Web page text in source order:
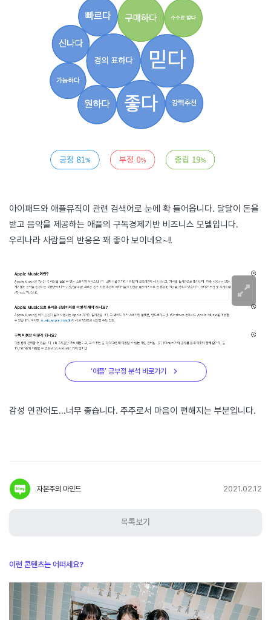
아이패드와 애플뮤직이 관련 검색어로 눈에 확 들어옵니다. 달달이 돈을
받고 음악을 제공하는 애플의 구독경제기반 비즈니스 모델입니다.
우리나라 사람들의 반응은 꽤 좋아 보이네요~!!
‘애플’ 긍부정 분석 바로가기
감성 연관어도...너무 좋습니다. 주주로서 마음이 편해지는 부분입니다.
2021.02.12
자본주의 마인드
목록보기
이런 콘텐츠는 어떠세요?